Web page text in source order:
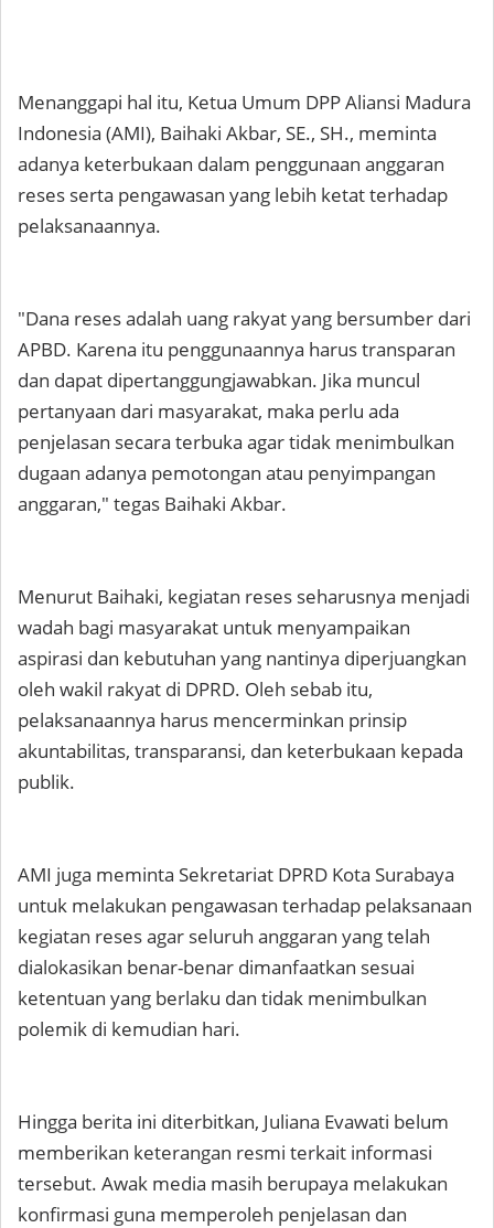
Menanggapi hal itu, Ketua Umum DPP Aliansi Madura
Indonesia (AMI), Baihaki Akbar, SE., SH., meminta
adanya keterbukaan dalam penggunaan anggaran
reses serta pengawasan yang lebih ketat terhadap
pelaksanaannya.
"Dana reses adalah uang rakyat yang bersumber dari
APBD. Karena itu penggunaannya harus transparan
dan dapat dipertanggungjawabkan. Jika muncul
pertanyaan dari masyarakat, maka perlu ada
penjelasan secara terbuka agar tidak menimbulkan
dugaan adanya pemotongan atau penyimpangan
anggaran," tegas Baihaki Akbar.
Menurut Baihaki, kegiatan reses seharusnya menjadi
wadah bagi masyarakat untuk menyampaikan
aspirasi dan kebutuhan yang nantinya diperjuangkan
oleh wakil rakyat di DPRD. Oleh sebab itu,
pelaksanaannya harus mencerminkan prinsip
akuntabilitas, transparansi, dan keterbukaan kepada
publik.
AMI juga meminta Sekretariat DPRD Kota Surabaya
untuk melakukan pengawasan terhadap pelaksanaan
kegiatan reses agar seluruh anggaran yang telah
dialokasikan benar-benar dimanfaatkan sesuai
ketentuan yang berlaku dan tidak menimbulkan
polemik di kemudian hari.
Hingga berita ini diterbitkan, Juliana Evawati belum
memberikan keterangan resmi terkait informasi
tersebut. Awak media masih berupaya melakukan
konfirmasi guna memperoleh penjelasan dan